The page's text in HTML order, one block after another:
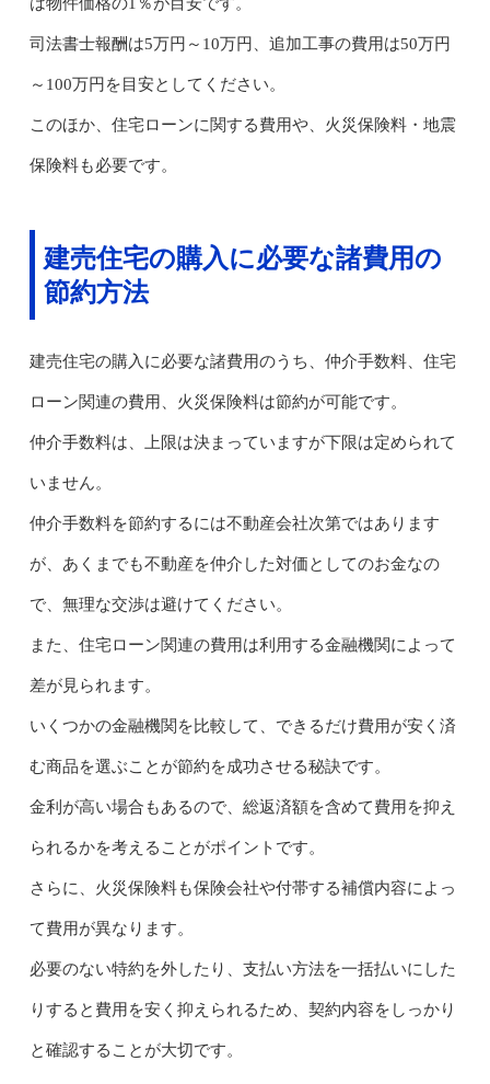
は物件価格の1％が目安です。
司法書士報酬は5万円～10万円、追加工事の費用は50万円
～100万円を目安としてください。
このほか、住宅ローンに関する費用や、火災保険料・地震
保険料も必要です。
建売住宅の購入に必要な諸費用の
節約方法
建売住宅の購入に必要な諸費用のうち、仲介手数料、住宅
ローン関連の費用、火災保険料は節約が可能です。
仲介手数料は、上限は決まっていますが下限は定められて
いません。
仲介手数料を節約するには不動産会社次第ではあります
が、あくまでも不動産を仲介した対価としてのお金なの
で、無理な交渉は避けてください。
また、住宅ローン関連の費用は利用する金融機関によって
差が見られます。
いくつかの金融機関を比較して、できるだけ費用が安く済
む商品を選ぶことが節約を成功させる秘訣です。
金利が高い場合もあるので、総返済額を含めて費用を抑え
られるかを考えることがポイントです。
さらに、火災保険料も保険会社や付帯する補償内容によっ
て費用が異なります。
必要のない特約を外したり、支払い方法を一括払いにした
りすると費用を安く抑えられるため、契約内容をしっかり
と確認することが大切です。